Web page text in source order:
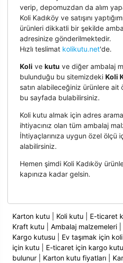
verip, depomuzdan da alım
Koli Kadıköy ve satışını
ürünleri dikkatli bir şekilde
adresinize gönderilmektedir.
Hızlı teslimat kolikutu.net'de.
Koli ve kutu ve diğer ambalaj
bulunduğu bu sitemizdeki Koli
satın alabileceğiniz ürünlere
bu sayfada bulabilirsiniz.
Koli kutu almak için adres
ihtiyacınız olan tüm ambalaj
İhtiyaçlarınıza uygun özel
alabilirsiniz.
Hemen şimdi Koli Kadıköy
kapınıza kadar gelsin.
Karton kutu Koli kutu E-ticaret
Kraft kutu
Ambalaj malzemeleri|
Kargo kutusu
Ev taşımak için
için kutu
E-ticaret için kargo
bulunur| Karton kutu fiyatları|